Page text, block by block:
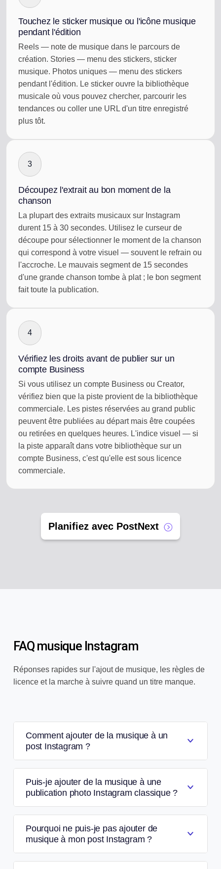
Touchez le sticker musique ou l'icône musique
pendant l'édition
Reels — note de musique dans le parcours de
création. Stories — menu des stickers, sticker
musique. Photos uniques — menu des stickers
pendant l'édition. Le sticker ouvre la bibliothèque
musicale où vous pouvez chercher, parcourir les
tendances ou coller une URL d'un titre enregistré
plus tôt.
3
Découpez l'extrait au bon moment de la
chanson
La plupart des extraits musicaux sur Instagram
durent 15 à 30 secondes. Utilisez le curseur de
découpe pour sélectionner le moment de la chanson
qui correspond à votre visuel — souvent le refrain ou
l'accroche. Le mauvais segment de 15 secondes
d'une grande chanson tombe à plat ; le bon segment
fait toute la publication.
4
Vérifiez les droits avant de publier sur un
compte Business
Si vous utilisez un compte Business ou Creator,
vérifiez bien que la piste provient de la bibliothèque
commerciale. Les pistes réservées au grand public
peuvent être publiées au départ mais être coupées
ou retirées en quelques heures. L'indice visuel — si
la piste apparaît dans votre bibliothèque sur un
compte Business, c'est qu'elle est sous licence
commerciale.
Planifiez avec PostNext
FAQ musique Instagram
Réponses rapides sur l'ajout de musique, les règles de
licence et la marche à suivre quand un titre manque.
Comment ajouter de la musique à un
post Instagram ?
Puis-je ajouter de la musique à une
publication photo Instagram classique ?
Pourquoi ne puis-je pas ajouter de
musique à mon post Instagram ?